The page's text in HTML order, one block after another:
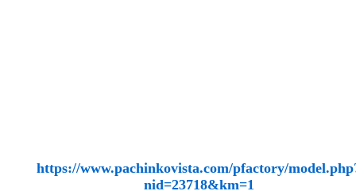
https://www.pachinkovista.com/pfactory/
nid=23718&km=1